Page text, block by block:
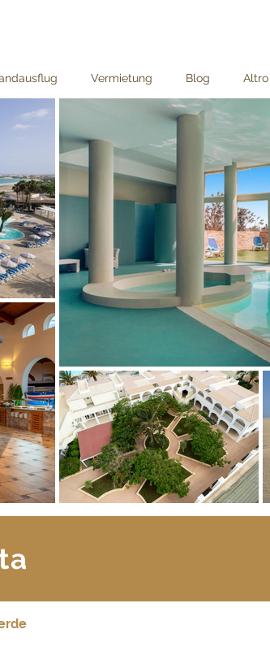
Vermietung Blog Altro